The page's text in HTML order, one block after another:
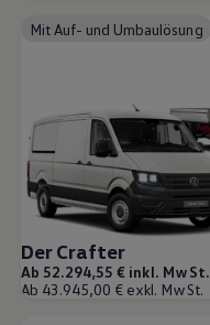
Mit Auf- und Umbaulösung
Der Crafter
Ab 52.294,55 € inkl. MwSt.
Ab 43.945,00 € exkl. MwSt.